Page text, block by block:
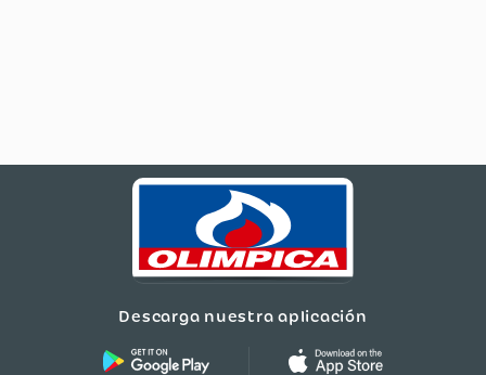
Descarga nuestra aplicación